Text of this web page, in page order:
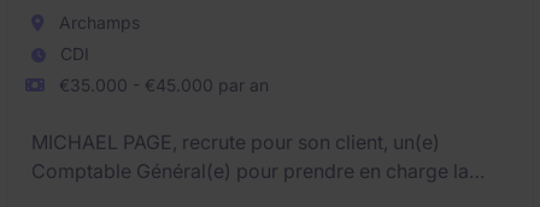
Archamps
CDI
€35.000 - €45.000 par an
MICHAEL PAGE, recrute pour son client, un(e)
Comptable Général(e) pour prendre en charge la